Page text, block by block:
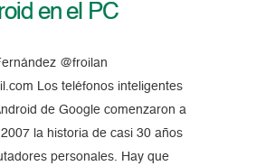
en el PC
@froilan
Los teléfonos inteligentes
de Google comenzaron a
la historia de casi 30 años
personales. Hay que